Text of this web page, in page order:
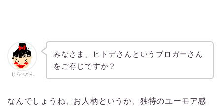
じろべどん
みなさま、ヒトデさんというブロガーさん
をご存じですか？
なんでしょうね、お人柄というか、独特のユーモア感